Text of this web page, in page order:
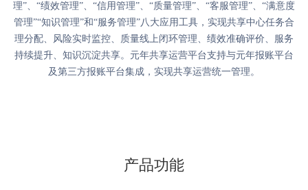
理”、“绩效管理”、“信用管理”、“质量管理”、“客服管理”、“满意度
管理”“知识管理”和“服务管理”八大应用工具，实现共享中心任务合
理分配、风险实时监控、质量线上闭环管理、绩效准确评价、服务
持续提升、知识沉淀共享。元年共享运营平台支持与元年报账平台
及第三方报账平台集成，实现共享运营统一管理。
产品功能